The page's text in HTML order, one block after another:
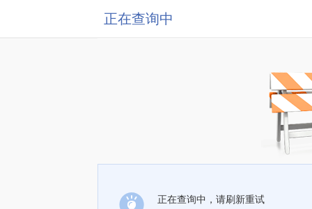
正在查询中
正在查询中，请刷新重试